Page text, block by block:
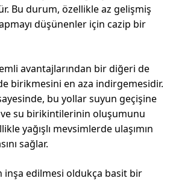
Bu durum, özellikle az gelişmiş
düşünenler için cazip bir
avantajlarından bir diğeri de
birikmesini en aza indirgemesidir.
bu yollar suyun geçişine
su birikintilerinin oluşumunu
yağışlı mevsimlerde ulaşımın
sağlar.
inşa edilmesi oldukça basit bir